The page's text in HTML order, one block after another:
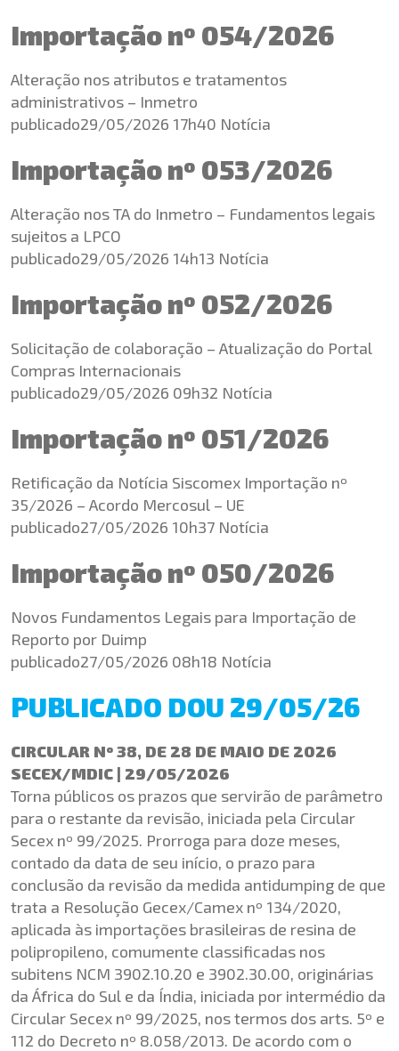
Importação nº 054/2026
Alteração nos atributos e tratamentos
administrativos – Inmetro
publicado29/05/2026 17h40 Notícia
Importação nº 053/2026
Alteração nos TA do Inmetro – Fundamentos legais
sujeitos a LPCO
publicado29/05/2026 14h13 Notícia
Importação nº 052/2026
Solicitação de colaboração – Atualização do Portal
Compras Internacionais
publicado29/05/2026 09h32 Notícia
Importação nº 051/2026
Retificação da Notícia Siscomex Importação nº
35/2026 – Acordo Mercosul – UE
publicado27/05/2026 10h37 Notícia
Importação nº 050/2026
Novos Fundamentos Legais para Importação de
Reporto por Duimp
publicado27/05/2026 08h18 Notícia
PUBLICADO DOU 29/05/26
CIRCULAR Nº 38, DE 28 DE MAIO DE 2026
SECEX/MDIC | 29/05/2026
Torna públicos os prazos que servirão de parâmetro
para o restante da revisão, iniciada pela Circular
Secex nº 99/2025. Prorroga para doze meses,
contado da data de seu início, o prazo para
conclusão da revisão da medida antidumping de que
trata a Resolução Gecex/Camex nº 134/2020,
aplicada às importações brasileiras de resina de
polipropileno, comumente classificadas nos
subitens NCM 3902.10.20 e 3902.30.00, originárias
da África do Sul e da Índia, iniciada por intermédio da
Circular Secex nº 99/2025, nos termos dos arts. 5º e
112 do Decreto nº 8.058/2013. De acordo com o